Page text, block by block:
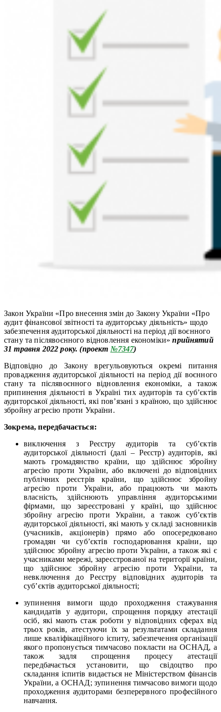
Закон України «Про внесення змін до Закону України «Про
аудит фінансової звітності та аудиторську діяльність» щодо
забезпечення аудиторської діяльності на період дії воєнного
стану та післявоєнного відновлення економіки»прийнятий
31 травня 2022 року. (проект №7347)
Відповідно до Закону врегульовуються окремі питання
провадження аудиторської діяльності на період дії воєнного
стану та післявоєнного відновлення економіки, а також
припинення діяльності в Україні тих аудиторів та суб’єктів
аудиторської діяльності, які пов’язані з країною, що здійснює
збройну агресію проти України.
Зокрема, передбачається:
виключення з Реєстру аудиторів та суб’єктів
аудиторської діяльності (далі – Реєстр) аудиторів, які
мають громадянство країни, що здійснює збройну
агресію проти України, або включені до відповідних
публічних реєстрів країни, що здійснює збройну
агресію проти України, або працюють чи мають
власність, здійснюють управління аудиторськими
фірмами, що зареєстровані у країні, що здійснює
збройну агресію проти України, а також суб’єктів
аудиторської діяльності, які мають у складі засновників
(учасників, акціонерів) прямо або опосередковано
громадян чи суб’єктів господарювання країни, що
здійснює збройну агресію проти України, а також які є
учасниками мережі, зареєстрованої на території країни,
що здійснює збройну агресію проти України, та
невключення до Реєстру відповідних аудиторів та
суб’єктів аудиторської діяльності;
зупинення вимоги щодо проходження стажування
кандидатів у аудитори, спрощення порядку атестації
осіб, які мають стаж роботи у відповідних сферах від
трьох років, атестуючи їх за результатами складання
лише кваліфікаційного іспиту, забезпечення організації
якого пропонується тимчасово покласти на ОСНАД, а
також задля спрощення процесу атестації
передбачається установити, що свідоцтво про
складання іспитів видається не Міністерством фінансів
України, а ОСНАД; зупинення тимчасово вимоги щодо
проходження аудиторами безперервного професійного
навчання.